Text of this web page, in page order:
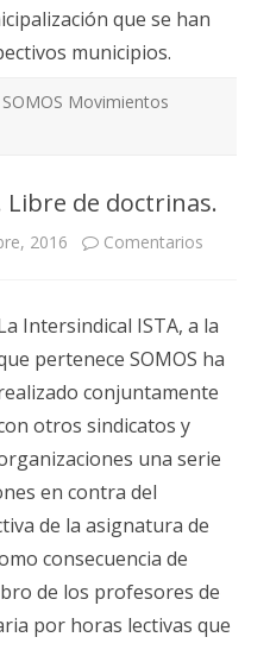
que se han
municipios.
SOMOS Movimientos
Libre de doctrinas.
2016 Comentarios
Intersindical ISTA, a la
pertenece SOMOS ha
conjuntamente
otros sindicatos y
una serie
en contra del
de la asignatura de
consecuencia de
de los profesores de
por horas lectivas que